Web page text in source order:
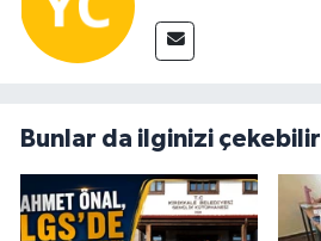
Bunlar da ilginizi çekebilir